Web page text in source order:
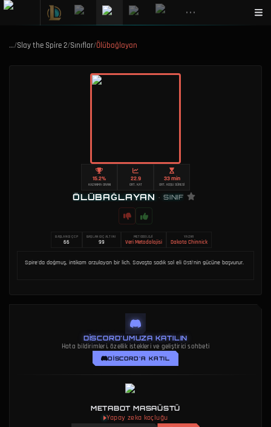
•••
…/Slay the Spire 2/Sınıflar/Ölübağlayan
KAZANMA ORANI
15.2%
ORT. KAT
22.9
ORT. KOŞU SÜRESI
33 min
ÖLÜBAĞLAYAN • SINIF
BAŞLANGIÇ CP
66
BAŞLANGIÇ ALTINI
99
METODOLOJI
Veri Metodolojisi
YAZAR
Dakota Chinnick
Spire'da doğmuş, intikam arzulayan bir lich. Savaşta sadık sol eli Osti’nin gücüne başvurur.
DISCORD'UMUZA KATILIN
Hata bildirimleri, özellik istekleri ve geliştirici sohbeti
DISCORD'A KATIL
METABOT MASAÜSTÜ
Yapay zeka koçluğu